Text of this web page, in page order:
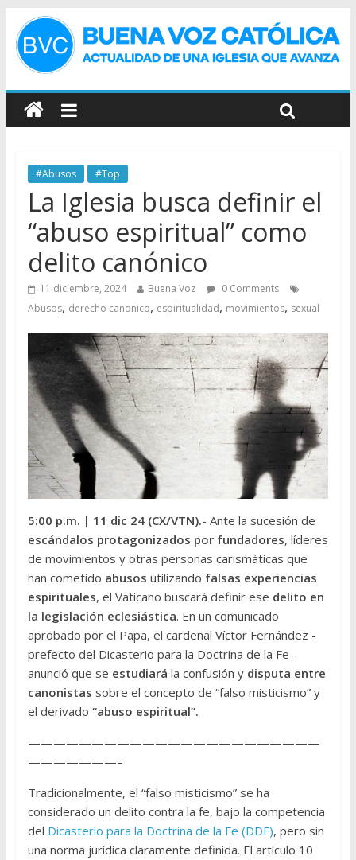
#Abusos #Top
La Iglesia busca definir el
“abuso espiritual” como
delito canónico
11 diciembre, 2024 Buena Voz
0 Comments
Abusos, derecho canonico, espiritualidad, movimientos, sexual
5:00 p.m. | 11 dic 24 (CX/VTN).- Ante la sucesión de
escándalos protagonizados por fundadores, líderes
de movimientos y otras personas carismáticas que
han cometido abusos utilizando falsas experiencias
espirituales, el Vaticano buscará definir ese delito en
la legislación eclesiástica. En un comunicado
aprobado por el Papa, el cardenal Víctor Fernández -
prefecto del Dicasterio para la Doctrina de la Fe-
anunció que se estudiará la confusión y disputa entre
canonistas sobre el concepto de “falso misticismo” y
el derivado “abuso espiritual”.
———————————————————————
———————–
Tradicionalmente, el “falso misticismo” se ha
considerado un delito contra la fe, bajo la competencia
del Dicasterio para la Doctrina de la Fe (DDF), pero sin
una norma jurídica claramente definida. El artículo 10